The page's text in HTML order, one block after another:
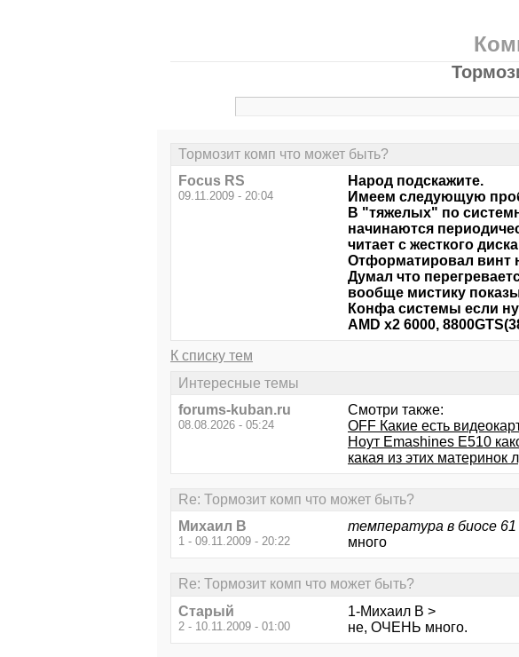
Тормозит комп что может быть?
Focus RS
09.11.2009 - 20:04
Народ подскажите.
Имеем следующую
В "тяжелых" по
начинаются
читает с жесткого
Отформатировал винт
Думал что
вообще мистику
Конфа системы если
AMD x2 6000,
К списку тем
Интересные темы
forums-kuban.ru
08.08.2026 - 05:24
Смотри также:
OFF Какие есть
Ноут Emashines E510
какая из этих материнок
Re: Тормозит комп что может быть?
Михаил В
1 - 09.11.2009 - 20:22
температура в биосе 61
много
Re: Тормозит комп что может быть?
Старый
2 - 10.11.2009 - 01:00
1-Михаил В >
не, ОЧЕНЬ много.